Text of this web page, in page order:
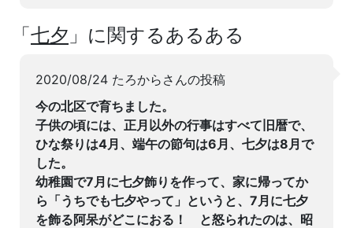
「七夕 」に関するあるある
2020/08/24 たろからさんの投稿
今の北区で育ちました。
子供の頃には、正月以外の行事はすべて旧暦で、
ひな祭りは4月、端午の節句は6月、七夕は8月で
した。
幼稚園で7月に七夕飾りを作って、家に帰ってか
ら「うちでも七夕やって」というと、7月に七夕
を飾る阿呆がどこにおる！ と怒られたのは、昭